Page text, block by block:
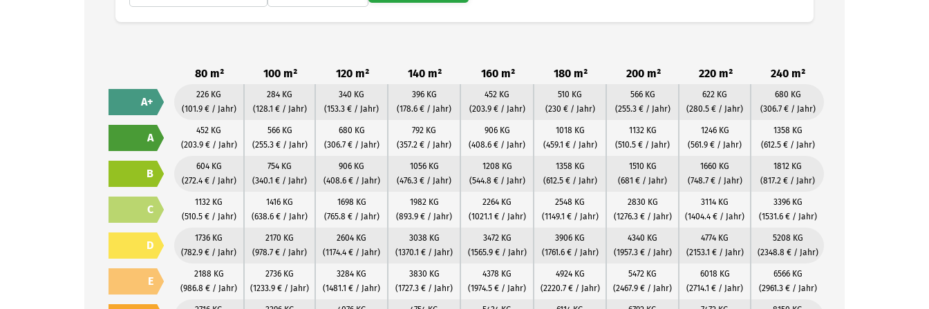
80 m² 100 m² 120 m² 140 m² 160 m² 180 m² 200 m² 220 m² 240 m²
A+
226 KG
(101.9 € / Jahr)
284 KG
(128.1 € / Jahr)
340 KG
(153.3 € / Jahr)
396 KG
(178.6 € / Jahr)
452 KG
(203.9 € / Jahr)
510 KG
(230 € / Jahr)
566 KG
(255.3 € / Jahr)
622 KG
(280.5 € / Jahr)
680 KG
(306.7 € / Jahr)
A
452 KG
(203.9 € / Jahr)
566 KG
(255.3 € / Jahr)
680 KG
(306.7 € / Jahr)
792 KG
(357.2 € / Jahr)
906 KG
(408.6 € / Jahr)
1018 KG
(459.1 € / Jahr)
1132 KG
(510.5 € / Jahr)
1246 KG
(561.9 € / Jahr)
1358 KG
(612.5 € / Jahr)
B
604 KG
(272.4 € / Jahr)
754 KG
(340.1 € / Jahr)
906 KG
(408.6 € / Jahr)
1056 KG
(476.3 € / Jahr)
1208 KG
(544.8 € / Jahr)
1358 KG
(612.5 € / Jahr)
1510 KG
(681 € / Jahr)
1660 KG
(748.7 € / Jahr)
1812 KG
(817.2 € / Jahr)
C
1132 KG
(510.5 € / Jahr)
1416 KG
(638.6 € / Jahr)
1698 KG
(765.8 € / Jahr)
1982 KG
(893.9 € / Jahr)
2264 KG
(1021.1 € / Jahr)
2548 KG
(1149.1 € / Jahr)
2830 KG
(1276.3 € / Jahr)
3114 KG
(1404.4 € / Jahr)
3396 KG
(1531.6 € / Jahr)
D
1736 KG
(782.9 € / Jahr)
2170 KG
(978.7 € / Jahr)
2604 KG
(1174.4 € / Jahr)
3038 KG
(1370.1 € / Jahr)
3472 KG
(1565.9 € / Jahr)
3906 KG
(1761.6 € / Jahr)
4340 KG
(1957.3 € / Jahr)
4774 KG
(2153.1 € / Jahr)
5208 KG
(2348.8 € / Jahr)
E
2188 KG
(986.8 € / Jahr)
2736 KG
(1233.9 € / Jahr)
3284 KG
(1481.1 € / Jahr)
3830 KG
(1727.3 € / Jahr)
4378 KG
(1974.5 € / Jahr)
4924 KG
(2220.7 € / Jahr)
5472 KG
(2467.9 € / Jahr)
6018 KG
(2714.1 € / Jahr)
6566 KG
(2961.3 € / Jahr)